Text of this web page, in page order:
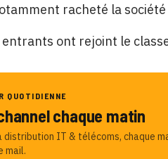
racheté la société
entrants ont rejoint le
QUOTIDIENNE
chaque matin
distribution IT & télécoms, chaque
mail.